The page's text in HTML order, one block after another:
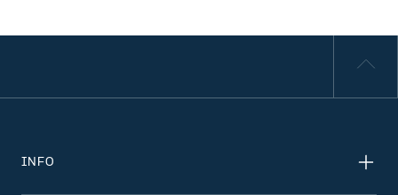
INFO